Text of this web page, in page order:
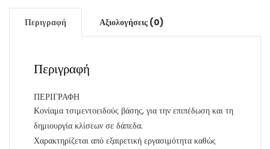
Περιγραφή Αξιολογήσεις (0)
Περιγραφή
ΠΕΡΙΓΡΑΦΗ
Κονίαμα τσιμεντοειδούς βάσης, για την επιπέδωση και τη
δημιουργία κλίσεων σε δάπεδα.
Χαρακτηρίζεται από εξαιρετική εργασιμότητα καθώς